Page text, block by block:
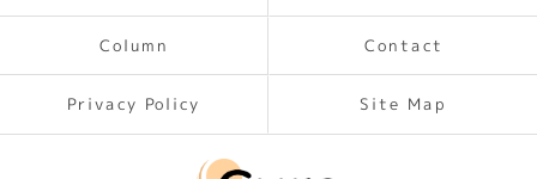
Column Contact
Privacy Policy Site Map